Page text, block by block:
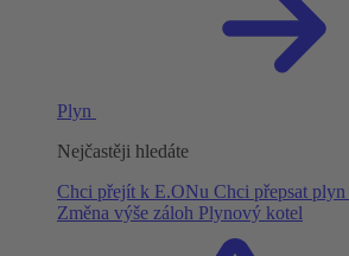
Plyn
Nejčastěji hledáte
Chci přejít k E.ONu Chci přepsat plyn
Změna výše záloh Plynový kotel